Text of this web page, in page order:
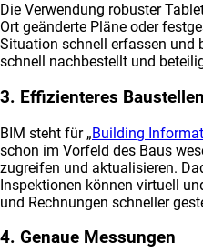
Die Verwendung robuster
Ort geänderte Pläne oder
Situation schnell erfassen und
schnell nachbestellt und
3. Effizienteres
BIM steht für „Building
schon im Vorfeld des Baus
zugreifen und aktualisieren.
Inspektionen können virtuell
und Rechnungen schneller
4. Genaue Messungen